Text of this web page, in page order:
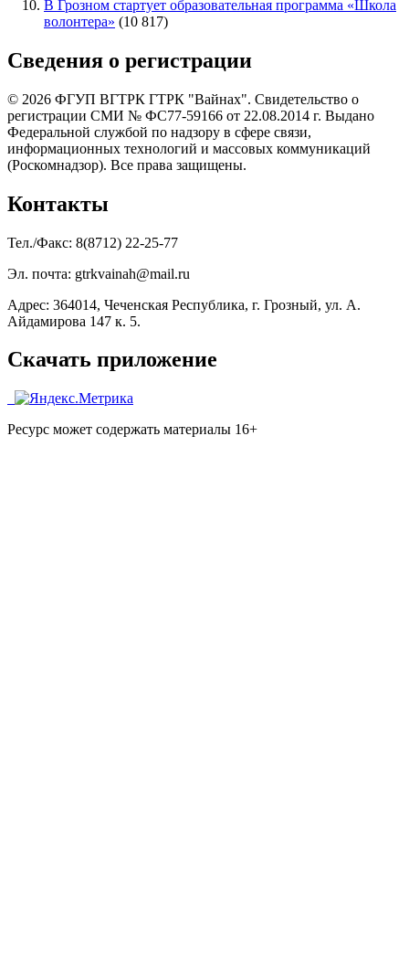
В Грозном стартует образовательная программа «Школа
волонтера» (10 817)
Сведения о регистрации
© 2026 ФГУП ВГТРК ГТРК "Вайнах". Свидетельство о
регистрации СМИ № ФС77-59166 от 22.08.2014 г. Выдано
Федеральной службой по надзору в сфере связи,
информационных технологий и массовых коммуникаций
(Роскомнадзор). Все права защищены.
Контакты
Тел./Факс: 8(8712) 22-25-77
Эл. почта: gtrkvainah@mail.ru
Адрес: 364014, Чеченская Республика, г. Грозный, ул. А.
Айдамирова 147 к. 5.
Скачать приложение
Ресурс может содержать материалы 16+